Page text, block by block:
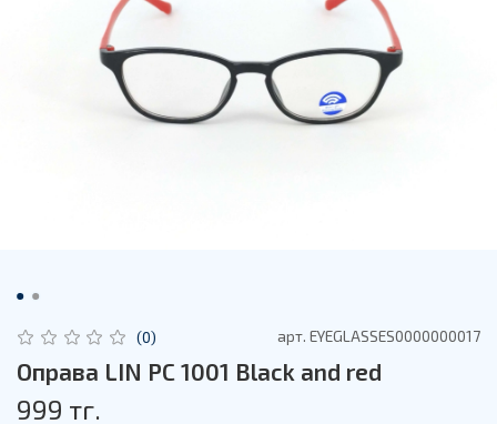
(0) арт. EYEGLASSES0000000017
Оправа LIN PC 1001 Black and red
999 тг.